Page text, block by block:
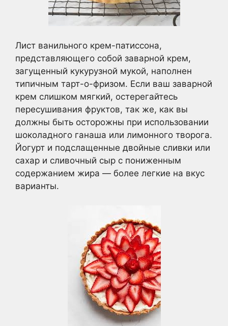
Лист ванильного крем-патиссона,
представляющего собой заварной крем,
загущенный кукурузной мукой, наполнен
типичным тарт-о-фризом. Если ваш заварной
крем слишком мягкий, остерегайтесь
пересушивания фруктов, так же, как вы
должны быть осторожны при использовании
шоколадного ганаша или лимонного творога.
Йогурт и подслащенные двойные сливки или
сахар и сливочный сыр с пониженным
содержанием жира — более легкие на вкус
варианты.